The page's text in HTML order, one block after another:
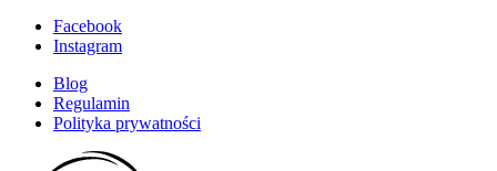
Facebook
Instagram
Blog
Regulamin
Polityka prywatności